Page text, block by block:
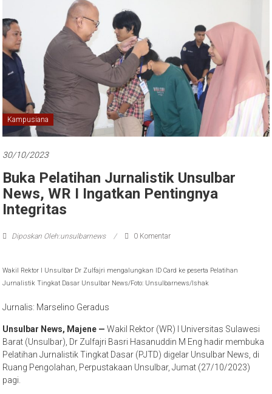
Kampusiana
30/10/2023
Buka Pelatihan Jurnalistik Unsulbar
News, WR I Ingatkan Pentingnya
Integritas
Diposkan Oleh:unsulbarnews 0 Komentar
Wakil Rektor I Unsulbar Dr Zulfajri mengalungkan ID Card ke peserta Pelatihan
Jurnalistik Tingkat Dasar Unsulbar News/Foto: Unsulbarnews/Ishak
Jurnalis: Marselino Geradus
Unsulbar News, Majene —Wakil Rektor (WR) I Universitas Sulawesi
Barat (Unsulbar), Dr Zulfajri Basri Hasanuddin M Eng hadir membuka
Pelatihan Jurnalistik Tingkat Dasar (PJTD) digelar Unsulbar News, di
Ruang Pengolahan, Perpustakaan Unsulbar, Jumat (27/10/2023)
pagi.